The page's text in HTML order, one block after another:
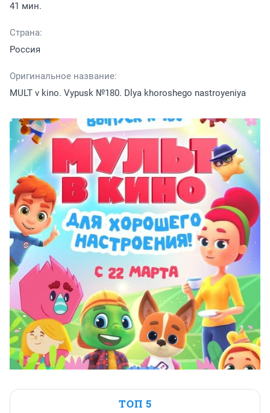
41 мин.
Страна:
Россия
Оригинальное название:
MULT v kino. Vypusk №180. Dlya khoroshego nastroyeniya
ТОП 5